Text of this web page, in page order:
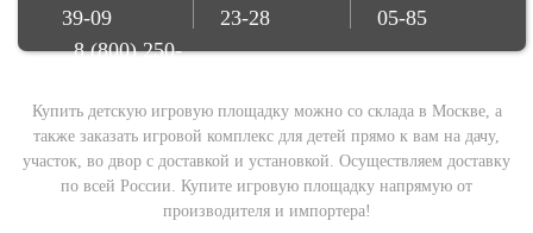
39-09
8 (800) 250-
23-28
05-85
Купить детскую игровую площадку можно со склада в Москве, а
также заказать игровой комплекс для детей прямо к вам на дачу,
участок, во двор с доставкой и установкой. Осуществляем доставку
по всей России. Купите игровую площадку напрямую от
производителя и импортера!